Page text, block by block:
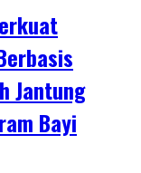
Jantung
Bayi